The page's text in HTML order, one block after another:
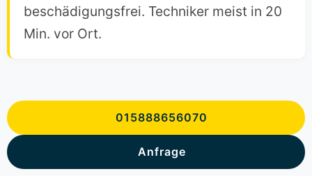
beschädigungsfrei. Techniker meist in 20
Min. vor Ort.
015888656070
Anfrage